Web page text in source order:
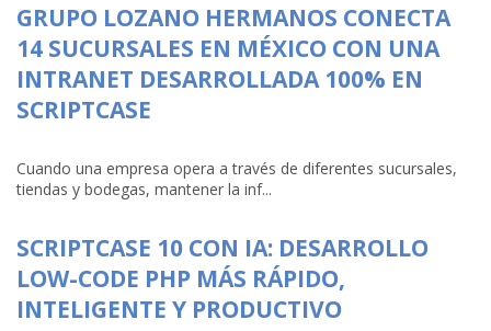
GRUPO LOZANO HERMANOS CONECTA
14 SUCURSALES EN MÉXICO CON UNA
INTRANET DESARROLLADA 100% EN
SCRIPTCASE
Cuando una empresa opera a través de diferentes sucursales,
tiendas y bodegas, mantener la inf...
SCRIPTCASE 10 CON IA: DESARROLLO
LOW-CODE PHP MÁS RÁPIDO,
INTELIGENTE Y PRODUCTIVO